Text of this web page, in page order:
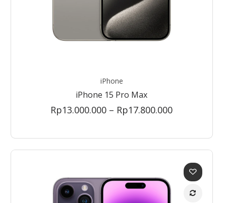
iPhone
iPhone 15 Pro Max
Rp13.000.000 – Rp17.800.000Price